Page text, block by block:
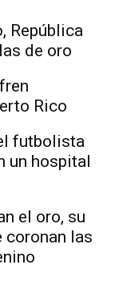
República
de oro
Rico
futbolista
un hospital
el oro, su
coronan las